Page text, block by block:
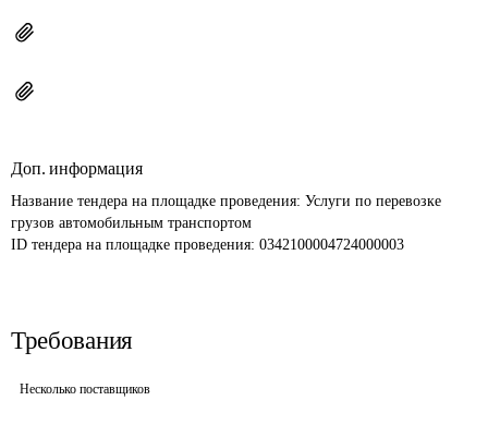
Доп. информация
Название тендера на площадке проведения: Услуги по перевозке
грузов автомобильным транспортом
ID тендера на площадке проведения: 0342100004724000003
Требования
Несколько поставщиков